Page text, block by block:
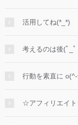
活用してね(*_*)
考えるのは後(ﾟ_ﾟ
行動を素直に
☆アフィリエイ